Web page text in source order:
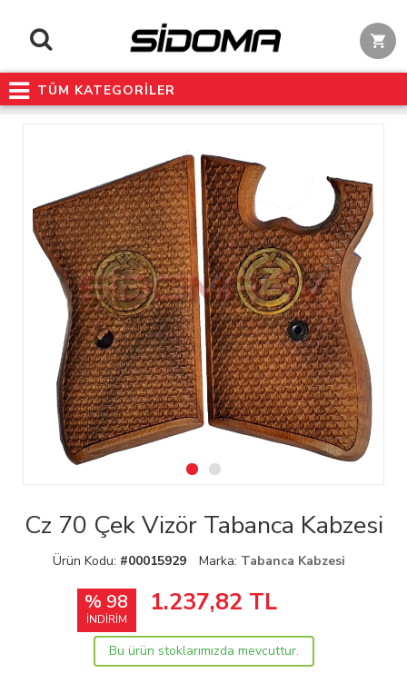
TÜM KATEGORİLER
Cz 70 Çek Vizör Tabanca Kabzesi
Ürün Kodu: #00015929 Marka: Tabanca Kabzesi
% 98
İNDİRİM
1.237,82 TL
Bu ürün stoklarımızda mevcuttur.